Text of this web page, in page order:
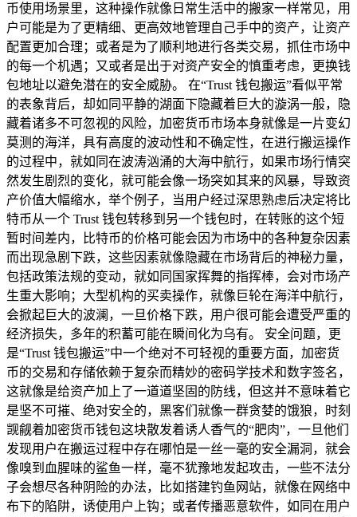
币使用场景里，这种操作就像日常生活中的搬家一样常见，用
户可能是为了更精细、更高效地管理自己手中的资产，让资产
配置更加合理；或者是为了顺利地进行各类交易，抓住市场中
的每一个机遇；又或者是出于对资产安全的慎重考虑，更换钱
包地址以避免潜在的安全威胁。 在“Trust 钱包搬运”看似平常
的表象背后，却如同平静的湖面下隐藏着巨大的漩涡一般，隐
藏着诸多不可忽视的风险，加密货币市场本身就像是一片变幻
莫测的海洋，具有高度的波动性和不确定性，在进行搬运操作
的过程中，就如同在波涛汹涌的大海中航行，如果市场行情突
然发生剧烈的变化，就可能会像一场突如其来的风暴，导致资
产价值大幅缩水，举个例子，当用户经过深思熟虑后决定将比
特币从一个 Trust 钱包转移到另一个钱包时，在转账的这个短
暂时间差内，比特币的价格可能会因为市场中的各种复杂因素
而出现急剧下跌，这些因素就像隐藏在市场背后的神秘力量，
包括政策法规的变动，就如同国家挥舞的指挥棒，会对市场产
生重大影响；大型机构的买卖操作，就像巨轮在海洋中航行，
会掀起巨大的波澜，一旦价格下跌，用户很可能会遭受严重的
经济损失，多年的积蓄可能在瞬间化为乌有。 安全问题，更
是“Trust 钱包搬运”中一个绝对不可轻视的重要方面，加密货
币的交易和存储依赖于复杂而精妙的密码学技术和数字签名，
这就像是给资产加上了一道道坚固的防线，但这并不意味着它
是坚不可摧、绝对安全的，黑客们就像一群贪婪的饿狼，时刻
觊觎着加密货币钱包这块散发着诱人香气的“肥肉”，一旦他们
发现用户在搬运过程中存在哪怕是一丝一毫的安全漏洞，就会
像嗅到血腥味的鲨鱼一样，毫不犹豫地发起攻击，一些不法分
子会想尽各种阴险的办法，比如搭建钓鱼网站，就像在网络中
布下的陷阱，诱使用户上钩；或者传播恶意软件，如同在用户